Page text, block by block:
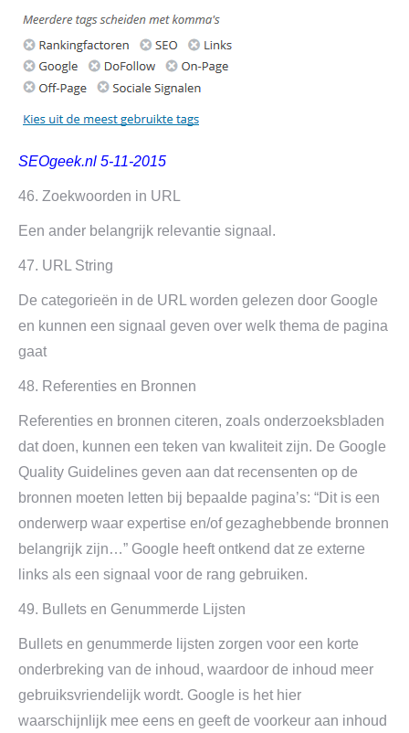
SEOgeek.nl 5-11-2015
46. Zoekwoorden in URL
Een ander belangrijk relevantie signaal.
47. URL String
De categorieën in de URL worden gelezen door Google
en kunnen een signaal geven over welk thema de pagina
gaat
48. Referenties en Bronnen
Referenties en bronnen citeren, zoals onderzoeksbladen
dat doen, kunnen een teken van kwaliteit zijn. De Google
Quality Guidelines geven aan dat recensenten op de
bronnen moeten letten bij bepaalde pagina’s: “Dit is een
onderwerp waar expertise en/of gezaghebbende bronnen
belangrijk zijn…” Google heeft ontkend dat ze externe
links als een signaal voor de rang gebruiken.
49. Bullets en Genummerde Lijsten
Bullets en genummerde lijsten zorgen voor een korte
onderbreking van de inhoud, waardoor de inhoud meer
gebruiksvriendelijk wordt. Google is het hier
waarschijnlijk mee eens en geeft de voorkeur aan inhoud